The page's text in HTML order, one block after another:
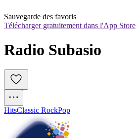
Sauvegarde des favoris
Télécharger gratuitement dans l'App Store
Radio Subasio
HitsClassic RockPop